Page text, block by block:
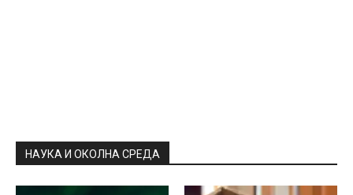
НАУКА И ОКОЛНА СРЕДА